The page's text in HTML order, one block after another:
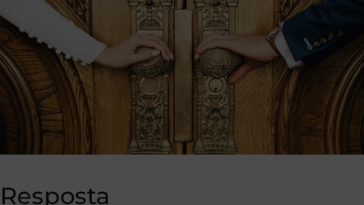
Resposta